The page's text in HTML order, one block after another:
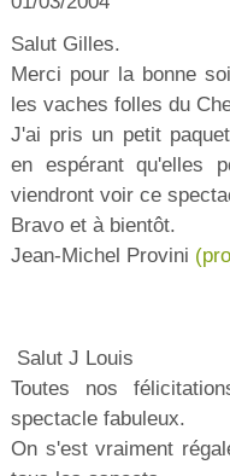
Salut Gilles.
Merci pour la bonne
les vaches folles du
J'ai pris un petit
en espérant qu'elles
viendront voir ce
Bravo et à bientôt.
Jean-Michel Provini (
Salut J Louis
Toutes nos
spectacle fabuleux.
On s'est vraiment